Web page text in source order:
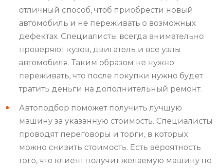
отличный способ, чтоб приобрести новый
автомобиль и не переживать о возможных
дефектах. Специалисты всегда внимательно
проверяют кузов, двигатель и все узлы
автомобиля. Таким образом не нужно
переживать, что после покупки нужно будет
тратить деньги на дополнительный ремонт.
Автоподбор поможет получить лучшую
машину за указанную стоимость. Специалисты
проводят переговоры и торги, в которых
можно снизить стоимость. Есть вероятность
того, что клиент получит желаемую машину по